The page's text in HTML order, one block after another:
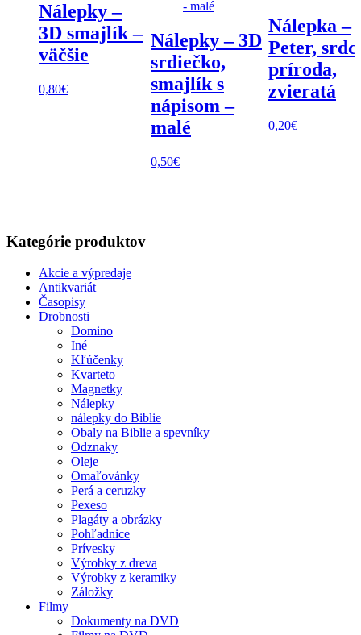
Nálepky –
3D smajlík –
väčšie
0,80€
Nálepky – 3D
srdiečko,
smajlík s
nápisom –
malé
0,50€
Nálepka –
Peter,
príroda,
zvieratá
0,20€
Kategórie produktov
Akcie a výpredaje
Antikvariát
Časopisy
Drobnosti
Domino
Iné
Kľúčenky
Kvarteto
Magnetky
Nálepky
nálepky do Biblie
Obaly na Biblie a spevníky
Odznaky
Oleje
Omaľovánky
Perá a ceruzky
Pexeso
Plagáty a obrázky
Pohľadnice
Prívesky
Výrobky z dreva
Výrobky z keramiky
Záložky
Filmy
Dokumenty na DVD